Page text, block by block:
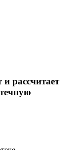
и рассчитает